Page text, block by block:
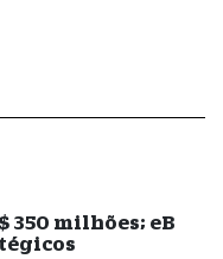
350 milhões; eB